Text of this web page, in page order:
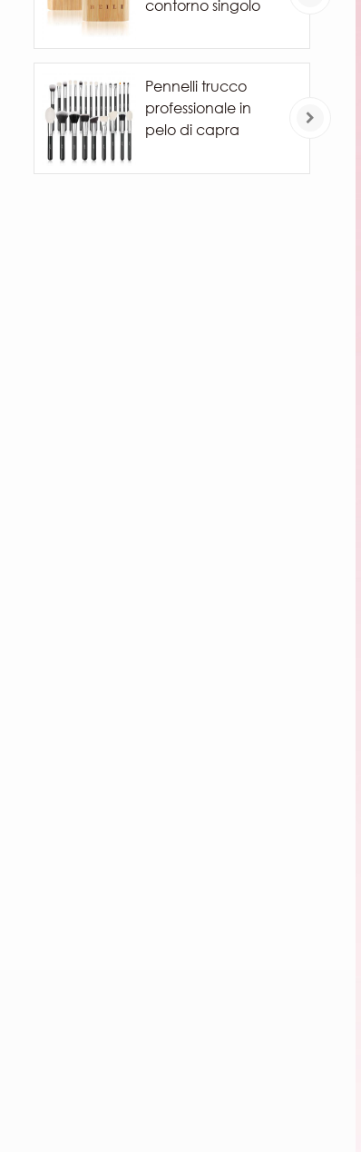
Tools
contorno singolo
Pennelli trucco
professionale in
pelo di capra